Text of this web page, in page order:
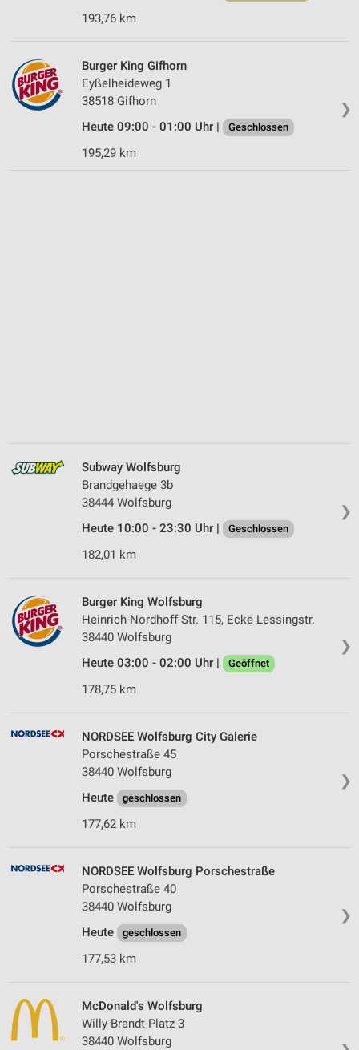
193,76 km
❯
Burger King Gifhorn
Eyßelheideweg 1
38518 Gifhorn
Heute 09:00 - 01:00 Uhr |
Geschlossen
195,29 km
❯
Subway Wolfsburg
Brandgehaege 3b
38444 Wolfsburg
Heute 10:00 - 23:30 Uhr |
Geschlossen
182,01 km
❯
Burger King Wolfsburg
Heinrich-Nordhoff-Str. 115, Ecke Lessingstr.
38440 Wolfsburg
Heute 03:00 - 02:00 Uhr |
Geöffnet
178,75 km
❯
NORDSEE Wolfsburg City Galerie
Porschestraße 45
38440 Wolfsburg
Heute
geschlossen
177,62 km
❯
NORDSEE Wolfsburg Porschestraße
Porschestraße 40
38440 Wolfsburg
Heute
geschlossen
177,53 km
McDonald's Wolfsburg
Willy-Brandt-Platz 3
38440 Wolfsburg